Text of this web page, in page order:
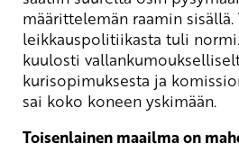
määrittelemän raamin sisällä.
leikkauspolitiikasta tuli
kuulosti
kurisopimuksesta ja
sai koko koneen yskimään.
Toisenlainen maailma on